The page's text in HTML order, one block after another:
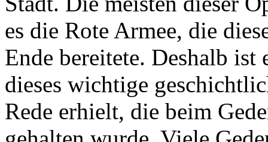
es die Rote Armee, die
Ende bereitete. Deshalb ist
dieses wichtige
Rede erhielt, die beim